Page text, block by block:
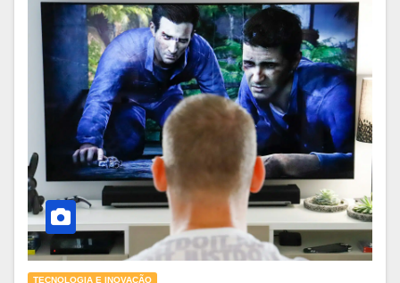
TECNOLOGIA E INOVAÇÃO